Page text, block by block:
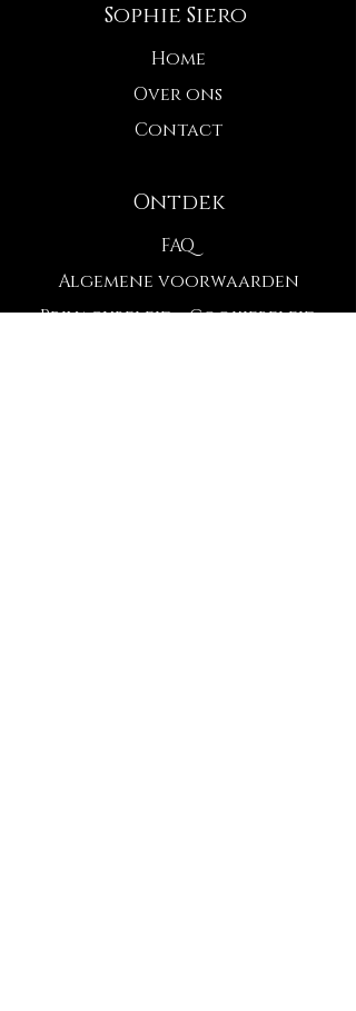
Sophie Siero
Home
Over ons
Contact
Ontdek
FAQ
Algemene voorwaarden
Privacybeleid - Cookiebeleid